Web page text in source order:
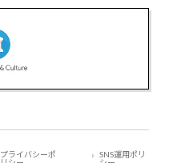
プライバシーポ
SNS運用ポリ